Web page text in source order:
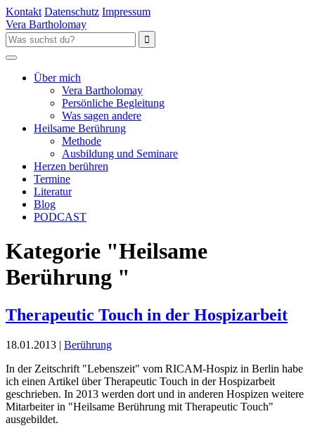
Kontakt Datenschutz Impressum
Vera Bartholomay
Über mich
Vera Bartholomay
Persönliche Begleitung
Was sagen andere
Heilsame Berührung
Methode
Ausbildung und Seminare
Herzen berühren
Termine
Literatur
Blog
PODCAST
Kategorie "Heilsame
Berührung "
Therapeutic Touch in der Hospizarbeit
18.01.2013 | Berührung
In der Zeitschrift "Lebenszeit" vom RICAM-Hospiz in Berlin habe
ich einen Artikel über Therapeutic Touch in der Hospizarbeit
geschrieben. In 2013 werden dort und in anderen Hospizen weitere
Mitarbeiter in "Heilsame Berührung mit Therapeutic Touch"
ausgebildet.